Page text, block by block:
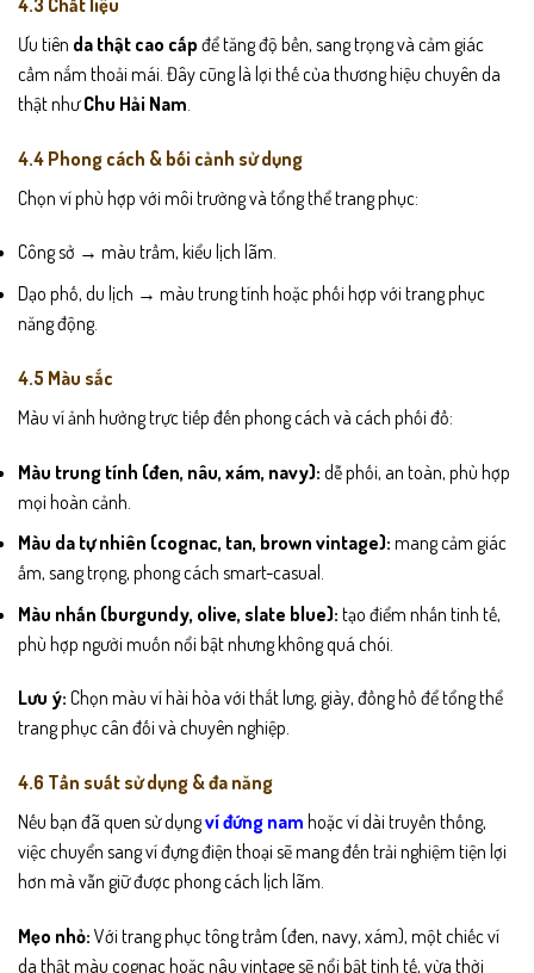
Ưu tiên da thật cao cấp để tăng độ bền, sang trọng và cảm giác
cầm nắm thoải mái. Đây cũng là lợi thế của thương hiệu chuyên da
thật nhưChu Hải Nam
4.4 Phong cách & bối cảnh sử dụng
Chọn ví phù hợp với môi trường và tổng thể trang phục:
Công sở → màu trầm, kiểu lịch lãm.
Dạo phố, du lịch → màu trung tính hoặc phối hợp với trang phục
năng động.
4.5 Màu sắc
Màu ví ảnh hưởng trực tiếp đến phong cách và cách phối đồ:
Màu trung tính (đen, nâu, xám, navy): dễ phối, an toàn, phù hợp
mọi hoàn cảnh.
Màu da tự nhiên (cognac, tan, brown vintage): mang cảm giác
ấm, sang trọng, phong cách smart-casual.
Màu nhấn (burgundy, olive, slate blue): tạo điểm nhấn tinh tế,
phù hợp người muốn nổi bật nhưng không quá chói.
Lưu ý: Chọn màu ví hài hòa với thắt lưng, giày, đồng hồ để tổng thể
trang phục cân đối và chuyên nghiệp.
4.6 Tần suất sử dụng & đa năng
Nếu bạn đã quen sử dụngví đứng nam hoặc ví dài truyền thống,
việc chuyển sang ví đựng điện thoại sẽ mang đến trải nghiệm tiện lợi
hơn mà vẫn giữ được phong cách lịch lãm.
Mẹo nhỏ: Với trang phục tông trầm (đen, navy, xám), một chiếc ví
da thật màu cognac hoặc nâu vintage sẽ nổi bật tinh tế, vừa thời